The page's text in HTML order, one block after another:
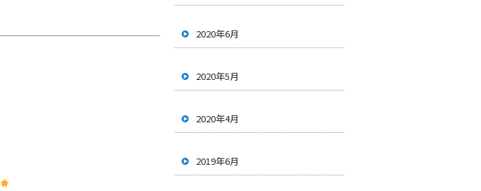
2020年6月
2020年5月
2020年4月
2019年6月